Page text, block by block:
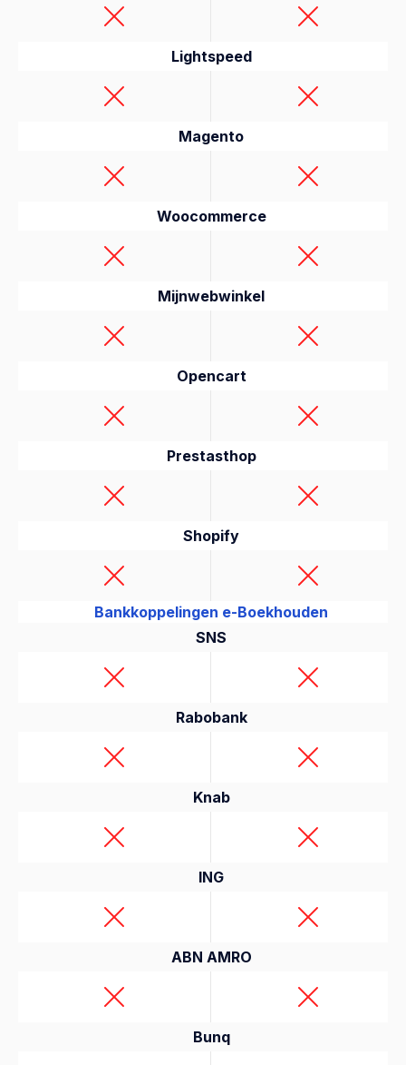
Lightspeed
Magento
Woocommerce
Mijnwebwinkel
Opencart
Prestasthop
Shopify
Bankkoppelingen e-Boekhouden
SNS
Rabobank
Knab
ING
ABN AMRO
Bunq